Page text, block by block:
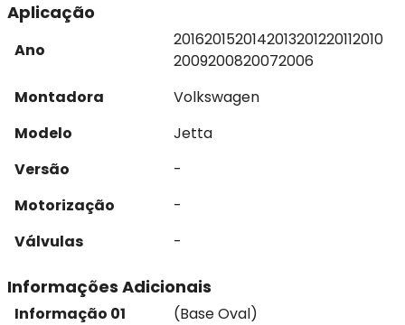
Aplicação
Ano
2016201520142013201220112010
2009200820072006
Montadora
Volkswagen
Modelo
Jetta
Versão
-
Motorização
-
Válvulas
-
Informações Adicionais
Informação 01 (Base Oval)